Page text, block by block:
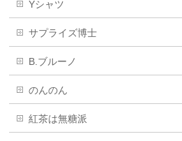
Yシャツ
サプライズ博士
B.ブルーノ
のんのん
紅茶は無糖派